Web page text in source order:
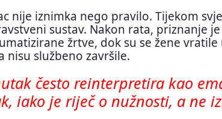
nije iznimka nego pravilo. Tijekom
sustav. Nakon rata, priznanje
žrtve, dok su se žene
nisu službeno završile.
često reinterpretira kao
iako je riječ o nužnosti, a ne